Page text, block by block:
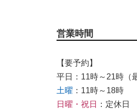
営業時間
【要予約】
平日：11時～21時（
土曜 ：11時～18時
日曜・祝日
：定休日